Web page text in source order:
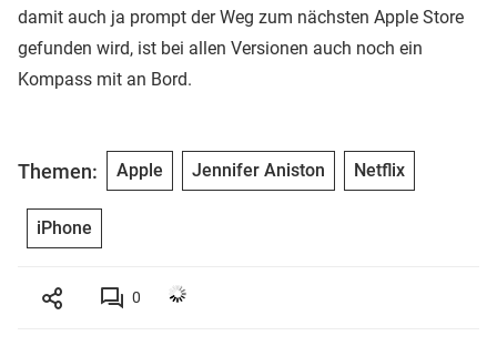
damit auch ja prompt der Weg zum nächsten Apple Store
gefunden wird, ist bei allen Versionen auch noch ein
Kompass mit an Bord.
Themen: Apple Jennifer Aniston Netflix
iPhone
0